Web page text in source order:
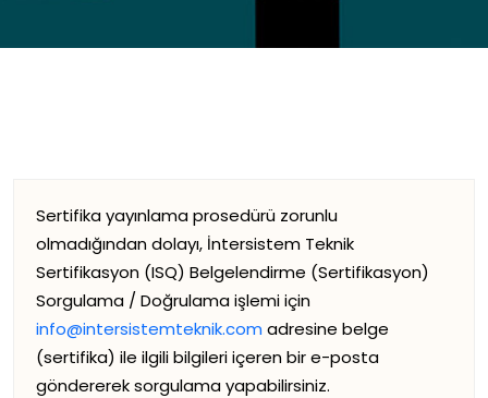
Sertifika yayınlama prosedürü zorunlu
olmadığından dolayı, İntersistem Teknik
Sertifikasyon (ISQ) Belgelendirme (Sertifikasyon)
Sorgulama / Doğrulama işlemi için
info@intersistemteknik.com adresine belge
(sertifika) ile ilgili bilgileri içeren bir e-posta
göndererek sorgulama yapabilirsiniz.